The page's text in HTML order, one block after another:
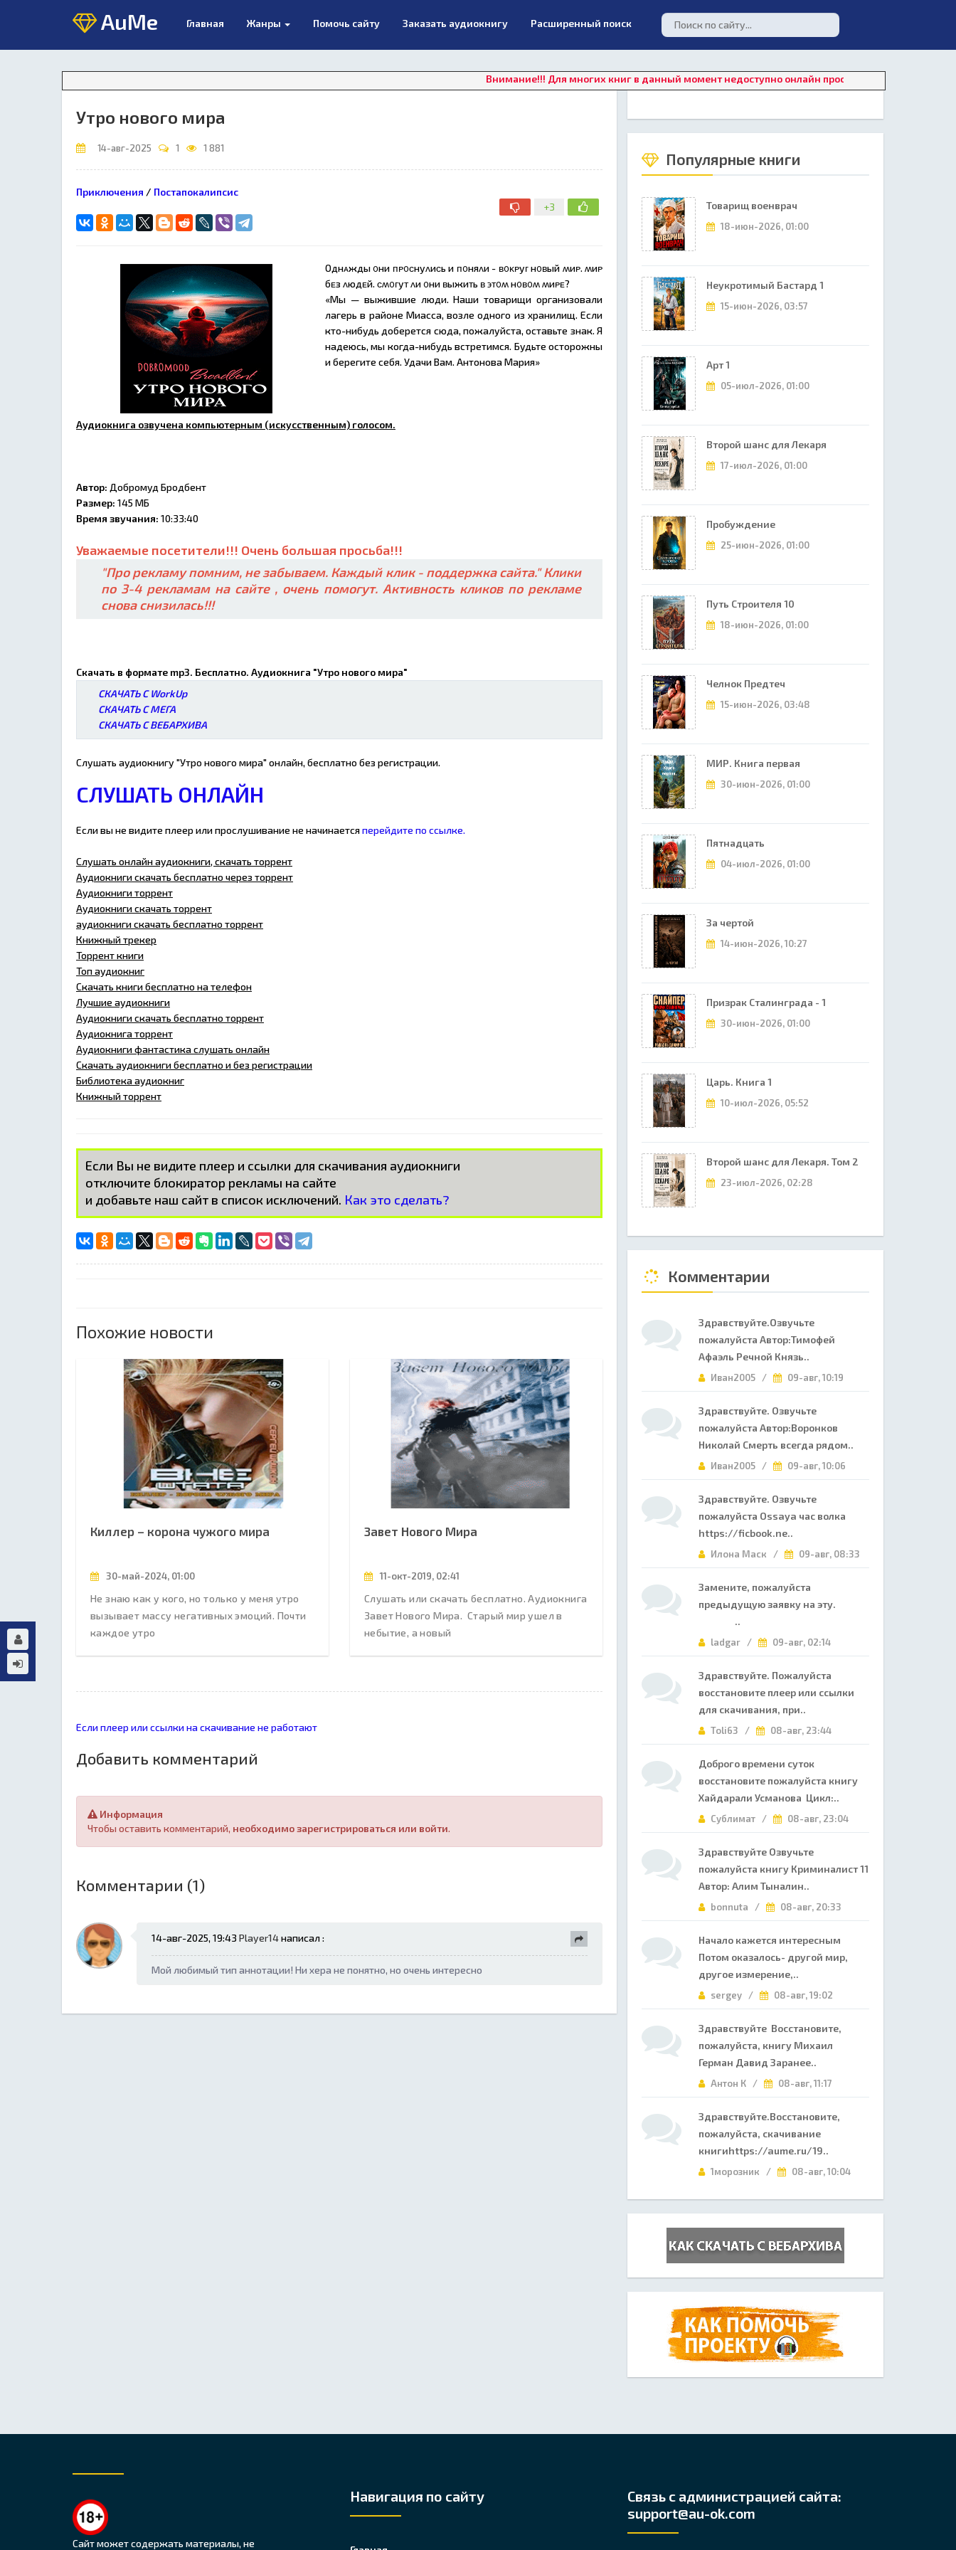
AuMe Главная Жанры Помочь сайту Заказать аудиокнигу Расширенный поиск
Внимание!!! Для многих книг в данный момент недоступно онлайн прослушивание. Для
Утро нового мира
14-авг-2025 1 1 881
+3
Приключения / Постапокалипсис
Однᴀжды ᧐ни ᴨᴩ᧐ᴄнуᴧиᴄь и ᴨ᧐няᴧи - ʙ᧐ᴋᴩуᴦ н᧐ʙый ʍиᴩ. ʍиᴩ
бᴇз ᴧюдᴇй. ᴄʍ᧐ᴦуᴛ ᴧи ᧐ни ʙыжиᴛь ʙ ϶ᴛ᧐ʍ н᧐ʙ᧐ʍ ʍиᴩᴇ?
«Мы — выжившие люди. Наши товарищи организовали
лагерь в районе Миасса, возле одного из хранилищ. Если
кто-нибудь доберется сюда, пожалуйста, оставьте знак. Я
надеюсь, мы когда-нибудь встретимся. Будьте осторожны
и берегите себя. Удачи Вам. Антонова Мария»
Аудиокнига озвучена компьютерным (искусственным) голосом.
Автор: Добромуд Бродбент
Размер: 145 МБ
Время звучания: 10:33:40
Уважаемые посетители!!! Очень большая просьба!!!
"Про рекламу помним, не забываем. Каждый клик - поддержка сайта." Клики
по 3-4 рекламам на сайте , очень помогут. Активность кликов по рекламе
снова снизилась!!!
Скачать в формате mp3. Бесплатно. Аудиокнига "Утро нового мира"
СКАЧАТЬ С WorkUp
СКАЧАТЬ С МЕГА
СКАЧАТЬ С ВЕБАРХИВА
Слушать аудиокнигу "Утро нового мира" онлайн, бесплатно без регистрации.
СЛУШАТЬ ОНЛАЙН
Если вы не видите плеер или прослушивание не начинаетсяперейдите по ссылке.
Слушать онлайн аудиокниги, скачать торрент
Аудиокниги скачать бесплатно через торрент
Аудиокниги торрент
Аудиокниги скачать торрент
аудиокниги скачать бесплатно торрент
Книжный трекер
Торрент книги
Топ аудиокниг
Скачать книги бесплатно на телефон
Лучшие аудиокниги
Аудиокниги скачать бесплатно торрент
Аудиокнига торрент
Аудиокниги фантастика слушать онлайн
Скачать аудиокниги бесплатно и без регистрации
Библиотека аудиокниг
Книжный торрент
Если Вы не видите плеер и ссылки для скачивания аудиокниги
отключите блокиратор рекламы на сайте
и добавьте наш сайт в список исключений. Как это сделать?
Похожие новости
Киллер – корона чужого мира
30-май-2024, 01:00
Не знаю как у кого, но только у меня утро
вызывает массу негативных эмоций. Почти
каждое утро
Завет Нового Мира
11-окт-2019, 02:41
Слушать или скачать бесплатно. Аудиокнига
Завет Нового Мира. Старый мир ушел в
небытие, а новый
Если плеер или ссылки на скачивание не работают
Добавить комментарий
Информация
Чтобы оставить комментарий, необходимо зарегистрироваться или войти.
Комментарии (1)
14-авг-2025, 19:43 Player14написал :
Мой любимый тип аннотации! Ни хера не понятно, но очень интересно
Популярные книги
Товарищ военврач
18-июн-2026, 01:00
Неукротимый Бастард 1
15-июн-2026, 03:57
Арт 1
05-июл-2026, 01:00
Второй шанс для Лекаря
17-июл-2026, 01:00
Пробуждение
25-июн-2026, 01:00
Путь Строителя 10
18-июн-2026, 01:00
Челнок Предтеч
15-июн-2026, 03:48
МИР. Книга первая
30-июн-2026, 01:00
Пятнадцать
04-июл-2026, 01:00
За чертой
14-июн-2026, 10:27
Призрак Сталинграда - 1
30-июн-2026, 01:00
Царь. Книга 1
10-июл-2026, 05:52
Второй шанс для Лекаря. Том 2
23-июл-2026, 02:28
Комментарии
Здравствуйте.Озвучьте
пожалуйста Автор:Тимофей
Афаэль Речной Князь..
Иван2005 / 09-авг, 10:19
Здравствуйте. Озвучьте
пожалуйста Автор:Воронков
Николай Смерть всегда рядом..
Иван2005 / 09-авг, 10:06
Здравствуйте. Озвучьте
пожалуйста Ossaya час волка
https://ficbook.ne..
Илона Маск / 09-авг, 08:33
Замените, пожалуйста
предыдущую заявку на эту.
..
ladgar / 09-авг, 02:14
Здравствуйте. Пожалуйста
восстановите плеер или ссылки
для скачивания, при..
Toli63 / 08-авг, 23:44
Доброго времени суток
восстановите пожалуйста книгу
Хайдарали Усманова Цикл:..
Сублимат / 08-авг, 23:04
Здравствуйте Озвучьте
пожалуйста книгу Криминалист 11
Автор: Алим Тыналин..
bonnuta / 08-авг, 20:33
Начало кажется интересным
Потом оказалось- другой мир,
другое измерение,..
sergey / 08-авг, 19:02
Здравствуйте Восстановите,
пожалуйста, книгу Михаил
Герман Давид Заранее..
Антон К / 08-авг, 11:17
Здравствуйте.Восстановите,
пожалуйста, скачивание
книгиhttps://aume.ru/19..
1морозник / 08-авг, 10:04
Сайт может содержать материалы, не
Навигация по сайту
Связь с администрацией сайта:
support@au-ok.com